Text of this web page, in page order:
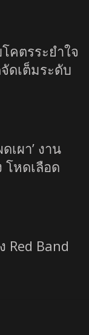
คตรระยำใจ
ดเต็มระดับ
เผา’ งาน
หดเลือด
Red Band